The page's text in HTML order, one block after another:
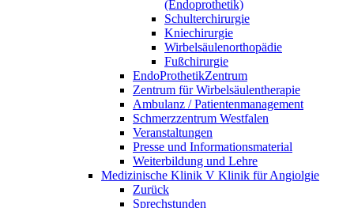
(Endoprothetik)
Schulterchirurgie
Kniechirurgie
Wirbelsäulenorthopädie
Fußchirurgie
EndoProthetikZentrum
Zentrum für Wirbelsäulentherapie
Ambulanz / Patientenmanagement
Schmerzzentrum Westfalen
Veranstaltungen
Presse und Informationsmaterial
Weiterbildung und Lehre
Medizinische Klinik V Klinik für Angiolgie
Zurück
Sprechstunden